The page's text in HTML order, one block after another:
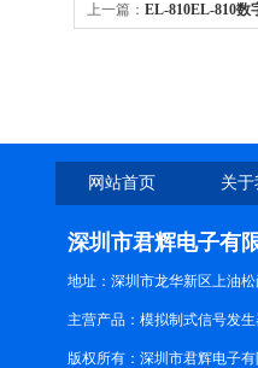
上一篇： EL-810EL-810数
网站首页 关
深圳市君辉电子有
地址：深圳市龙华新区上油松
主营产品：模拟制式信号发
版权所有：深圳市君辉电子